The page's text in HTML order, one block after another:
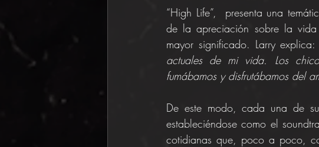
“High Life”,  presenta una
de la apreciación sobre la
mayor significado. Larry explica:
actuales de mi vida. Los
fumábamos y disfrutábamos del
De este modo, cada una de
estableciéndose como el
cotidianas que, poco a poco,